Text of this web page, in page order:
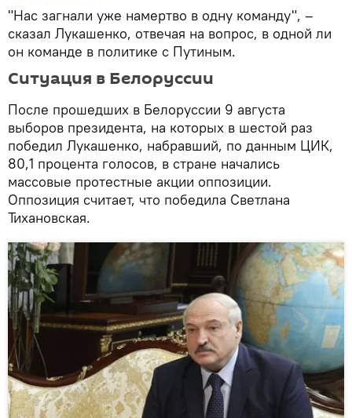
"Нас загнали уже намертво в одну команду", –
сказал Лукашенко, отвечая на вопрос, в одной ли
он команде в политике с Путиным.
Ситуация в Белоруссии
После прошедших в Белоруссии 9 августа
выборов президента, на которых в шестой раз
победил Лукашенко, набравший, по данным ЦИК,
80,1 процента голосов, в стране начались
массовые протестные акции оппозиции.
Оппозиция считает, что победила Светлана
Тихановская.